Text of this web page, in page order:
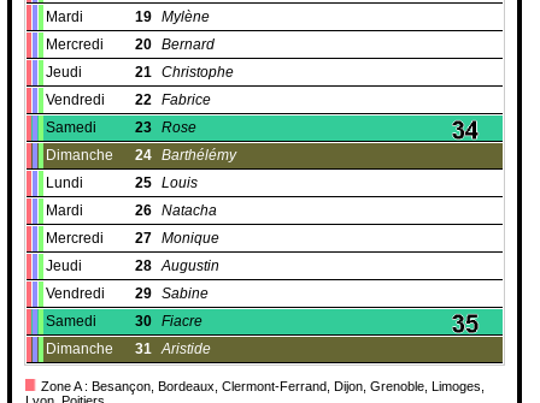
Mardi
19 Mylène
Mercredi
20 Bernard
Jeudi
21 Christophe
Vendredi
22 Fabrice
Samedi
23 Rose
Dimanche
24 Barthélémy
Lundi
25 Louis
Mardi
26 Natacha
Mercredi
27 Monique
Jeudi
28 Augustin
Vendredi
29 Sabine
Samedi
30 Fiacre
Dimanche
31 Aristide
Zone A : Besançon, Bordeaux, Clermont-Ferrand, Dijon, Grenoble, Limoges,